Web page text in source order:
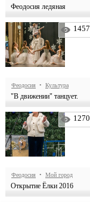
Феодосия ледяная
1457
Феодосия • Культура
"В движении" танцует.
1270
Феодосия • Мой город
Открытие Ёлки 2016